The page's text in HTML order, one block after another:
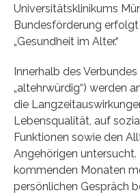
Universitätsklinikums
Bundesförderung
„Gesundheit im Alter.“
Innerhalb des Verbundes
„altehrwürdig“) werden
die
Lebensqualität, auf
Funktionen sowie den
Angehörigen untersucht.
kommenden Monaten
persönlichen Gespräch